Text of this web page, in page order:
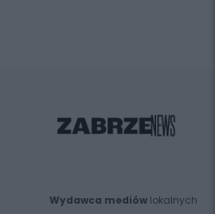
Wydawca mediów lokalnych